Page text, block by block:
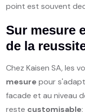
point est souvent
Sur mesure
de la
Chez Kaisen SA, les
mesure pour
facade et au niveau
reste customisable